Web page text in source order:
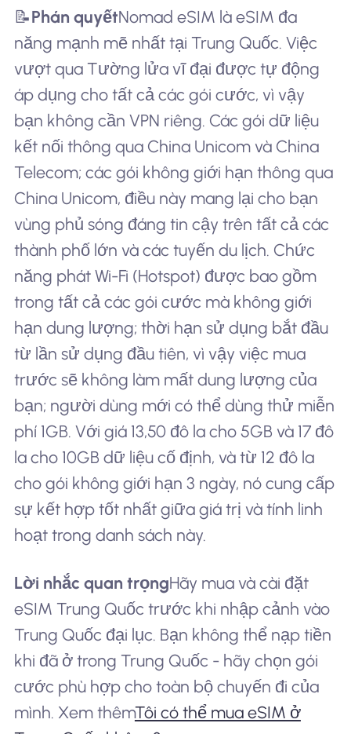
📝Phán quyếtNomad eSIM là eSIM đa
năng mạnh mẽ nhất tại Trung Quốc. Việc
vượt qua Tường lửa vĩ đại được tự động
áp dụng cho tất cả các gói cước, vì vậy
bạn không cần VPN riêng. Các gói dữ liệu
kết nối thông qua China Unicom và China
Telecom; các gói không giới hạn thông qua
China Unicom, điều này mang lại cho bạn
vùng phủ sóng đáng tin cậy trên tất cả các
thành phố lớn và các tuyến du lịch. Chức
năng phát Wi-Fi (Hotspot) được bao gồm
trong tất cả các gói cước mà không giới
hạn dung lượng; thời hạn sử dụng bắt đầu
từ lần sử dụng đầu tiên, vì vậy việc mua
trước sẽ không làm mất dung lượng của
bạn; người dùng mới có thể dùng thử miễn
phí 1GB. Với giá 13,50 đô la cho 5GB và 17 đô
la cho 10GB dữ liệu cố định, và từ 12 đô la
cho gói không giới hạn 3 ngày, nó cung cấp
sự kết hợp tốt nhất giữa giá trị và tính linh
hoạt trong danh sách này.
Lời nhắc quan trọngHãy mua và cài đặt
eSIM Trung Quốc trước khi nhập cảnh vào
Trung Quốc đại lục. Bạn không thể nạp tiền
khi đã ở trong Trung Quốc - hãy chọn gói
cước phù hợp cho toàn bộ chuyến đi của
mình. Xem thêmTôi có thể mua eSIM ở